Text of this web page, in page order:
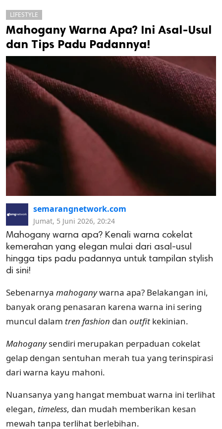
LIFESTYLE
Mahogany Warna Apa? Ini Asal-Usul
dan Tips Padu Padannya!
semarangnetwork.com
Jumat, 5 Juni 2026, 20:24
Mahogany warna apa? Kenali warna cokelat
kemerahan yang elegan mulai dari asal-usul
hingga tips padu padannya untuk tampilan stylish
di sini!
Sebenarnya mahoganywarna apa? Belakangan ini,
banyak orang penasaran karena warna ini sering
muncul dalam tren fashion dan outfit kekinian.
Mahoganysendiri merupakan perpaduan cokelat
gelap dengan sentuhan merah tua yang terinspirasi
dari warna kayu mahoni.
Nuansanya yang hangat membuat warna ini terlihat
elegan, timeless, dan mudah memberikan kesan
mewah tanpa terlihat berlebihan.